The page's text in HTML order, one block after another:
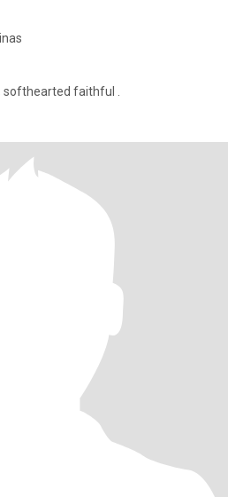
softhearted faithful .